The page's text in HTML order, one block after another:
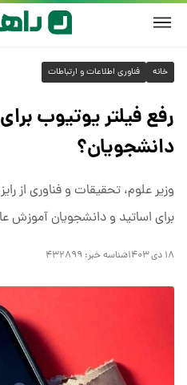
خانه فناوری اطلاعات و ارتباطات
رفع فیلتر یوتیوب
دانشجویان؟
وزیر علوم، تحقیقات و فناوری از
برای اساتید و دانشجویان آموزش
۱۸ دی ۱۴۰۳ شناسه خبر: ۴۳۲۸۹۹